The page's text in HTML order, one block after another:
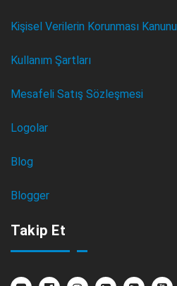
Kişisel Verilerin Korunması Kanunu
Kullanım Şartları
Mesafeli Satış Sözleşmesi
Logolar
Blog
Blogger
Takip Et